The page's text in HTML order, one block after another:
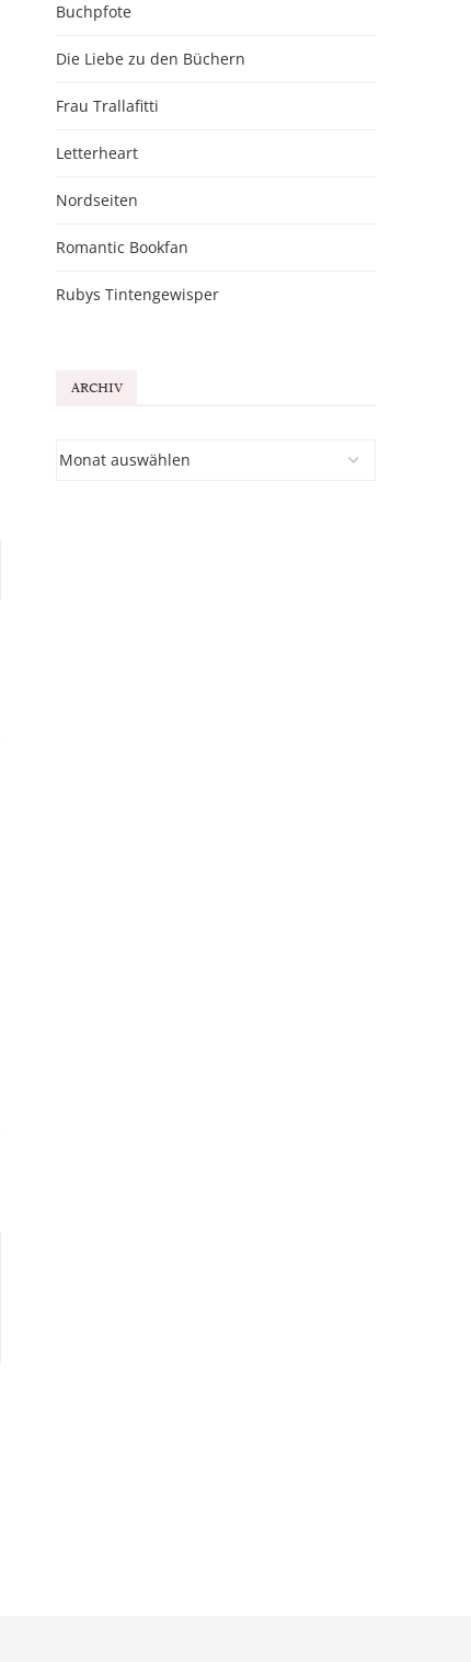
Buchpfote
Die Liebe zu den Büchern
Frau Trallafitti
Letterheart
Nordseiten
Romantic Bookfan
Rubys Tintengewisper
ARCHIV